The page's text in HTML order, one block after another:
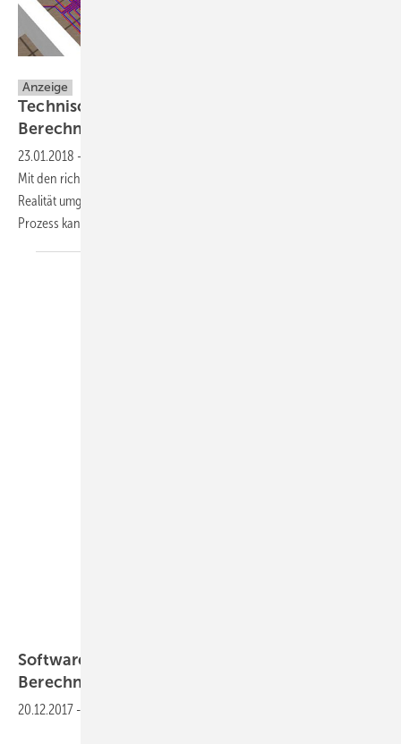
Anzeige
Technisches Handwerkerpaket für smarte
Berechnungen
23.01.2018 -
Mit den richtigen, digitalen Hilfsmitteln, kann das sehr schnell in die
Realität umgesetzt werden. Eine technische Softwarelösung im BIM-
Prozess kann TGA-Planern und SHK-Betrieben besonders
Software
Berechnung von Psi- und
20.12.2017 -